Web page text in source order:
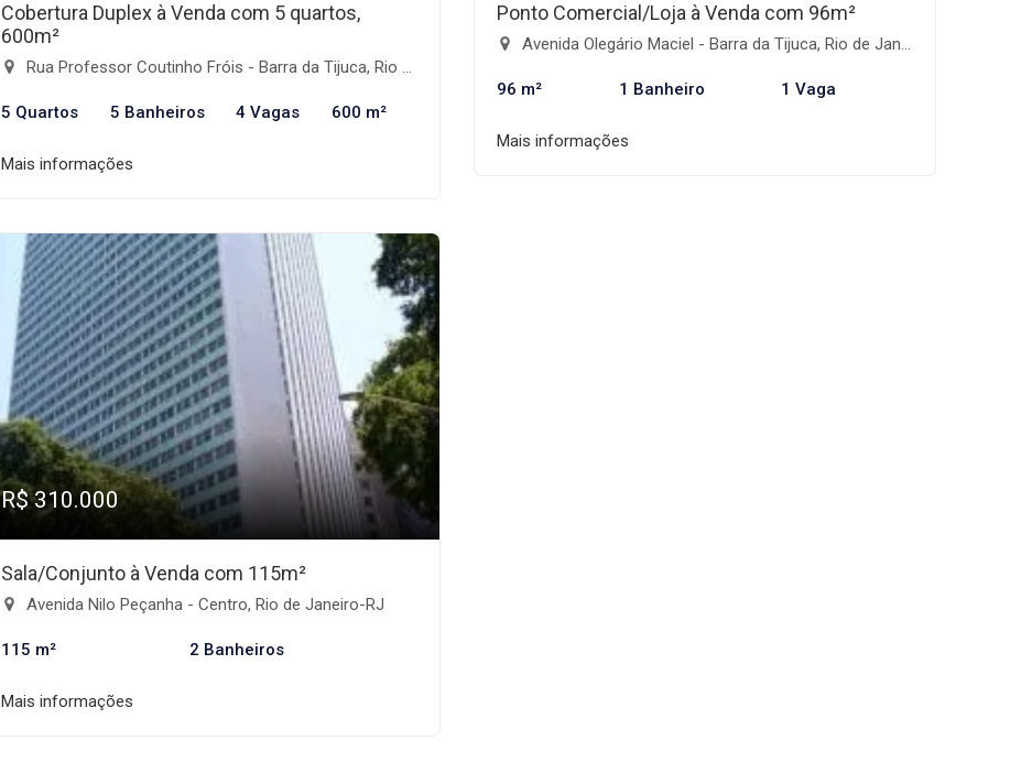
Cobertura Duplex à Venda com 5 quartos,
600m²
Rua Professor Coutinho Fróis - Barra da Tijuca, Rio de Janeiro-RJ
5 Quartos 5 Banheiros 4 Vagas 600 m²
Mais informações
Ponto Comercial/Loja à Venda com 96m²
Avenida Olegário Maciel - Barra da Tijuca, Rio de Janeiro-RJ
96 m² 1 Banheiro 1 Vaga
Mais informações
R$ 310.000
Sala/Conjunto à Venda com 115m²
Avenida Nilo Peçanha - Centro, Rio de Janeiro-RJ
115 m² 2 Banheiros
Mais informações